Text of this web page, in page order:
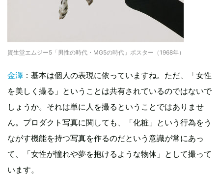
資生堂エムジー5「男性の時代・MG5の時代」ポスター（1968年）
金澤 ：基本は個人の表現に依っていますね。ただ、「女性
を美しく撮る」ということは共有されているのではないで
しょうか。それは単に人を撮るということではありませ
ん。プロダクト写真に関しても、「化粧」という行為をう
ながす機能を持つ写真を作るのだという意識が常にあっ
て、「女性が憧れや夢を抱けるような物体」として撮って
います。